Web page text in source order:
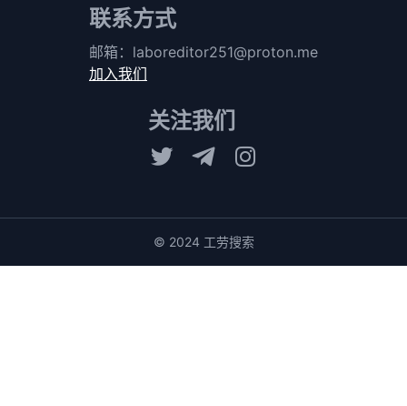
联系方式
邮箱： laboreditor251@proton.me
加入我们
关注我们
© 2024 工劳搜索